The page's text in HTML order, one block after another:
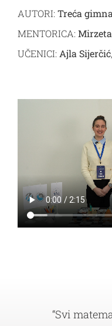
VM23
VM materijali
AUTORI: Treća
MENTORICA:
UČENICI: Ajla Sijerčić,
“Svi